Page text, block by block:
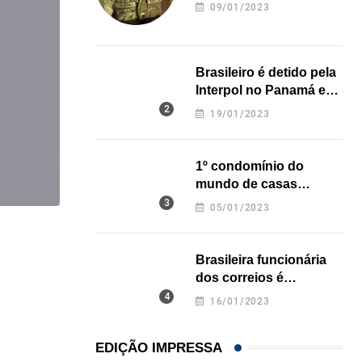
Homem pode pagar multa de mais de US$...
09/01/2023
Brasileiro é detido pela
Interpol no Panamá e
pode pegar prisão
19/01/2023
1º condomínio do
mundo de casas
impressas em 3D é
05/01/2023
Brasileira funcionária
dos correios é
assassinada a facadas
16/01/2023
EDIÇÃO IMPRESSA